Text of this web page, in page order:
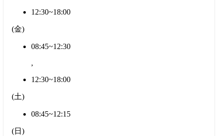
12:30~18:00
(金)
08:45~12:30
,
12:30~18:00
(土)
08:45~12:15
(日 )